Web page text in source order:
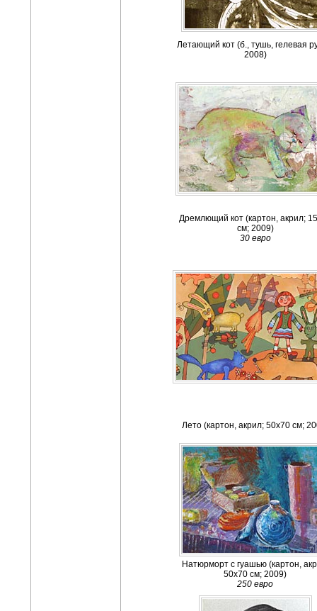
Летающий кот (б., тушь, гелевая
2008)
Дремлющий кот (картон, акрил;
см; 2009)
30 евро
Лето (картон, акрил; 50х70 см;
Натюрморт с гуашью (картон,
50х70 см; 2009)
250 евро